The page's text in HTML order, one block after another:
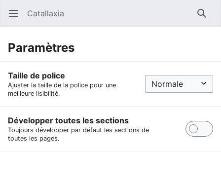
Ouvrir le menu principal Catallaxia
Paramètres
Taille de police
Ajuster la taille de la police pour une
meilleure lisibilité.
Développer toutes les sections
Toujours développer par défaut les sections de
toutes les pages.